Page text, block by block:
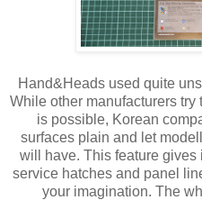
Hand&Heads used quite
While other manufacturers
is possible, Korean
surfaces plain and let
will have. This feature
service hatches and panel
your imagination. The